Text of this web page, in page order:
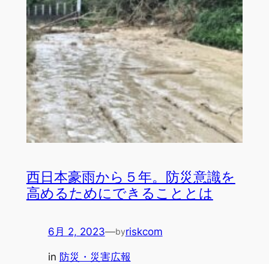
西日本豪雨から５年。防災意識を
高めるためにできることとは
6月 2, 2023—byriskcom
in 防災・災害広報